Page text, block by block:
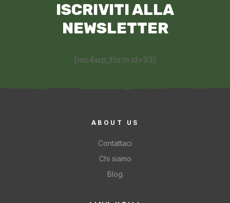
ISCRIVITI ALLA
NEWSLETTER
[mc4wp_form id=93]
ABOUT US
Contattaci
Chi siamo
Blog